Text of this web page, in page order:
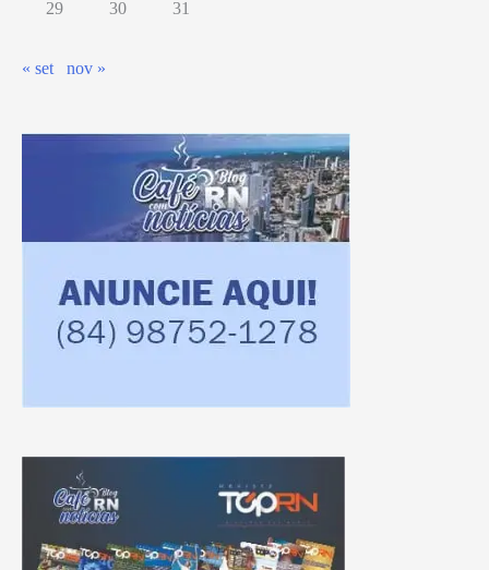
29
30 31
« set nov »